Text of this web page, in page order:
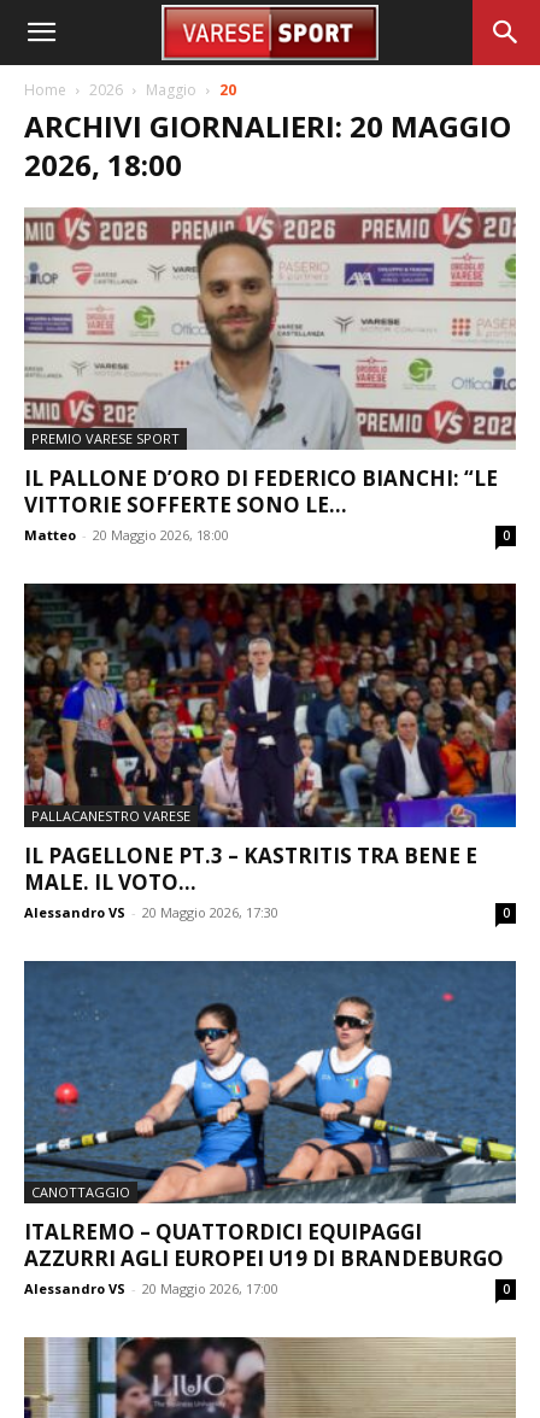
Home 2026 Maggio 20
ARCHIVI GIORNALIERI: 20 MAGGIO
2026, 18:00
PREMIO VARESE SPORT
IL PALLONE D’ORO DI FEDERICO BIANCHI: “LE
VITTORIE SOFFERTE SONO LE...
Matteo - 20 Maggio 2026, 18:00 0
PALLACANESTRO VARESE
IL PAGELLONE PT.3 – KASTRITIS TRA BENE E
MALE. IL VOTO...
Alessandro VS - 20 Maggio 2026, 17:30 0
CANOTTAGGIO
ITALREMO – QUATTORDICI EQUIPAGGI
AZZURRI AGLI EUROPEI U19 DI BRANDEBURGO
Alessandro VS - 20 Maggio 2026, 17:00 0